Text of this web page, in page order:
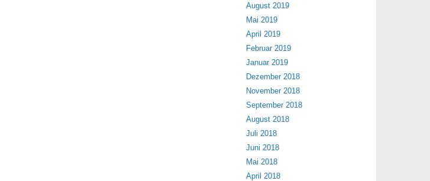
August 2019
Mai 2019
April 2019
Februar 2019
Januar 2019
Dezember 2018
November 2018
September 2018
August 2018
Juli 2018
Juni 2018
Mai 2018
April 2018